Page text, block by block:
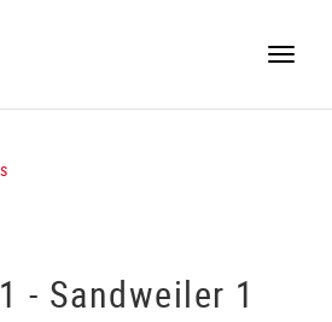
Toggle
- Sandweiler 1